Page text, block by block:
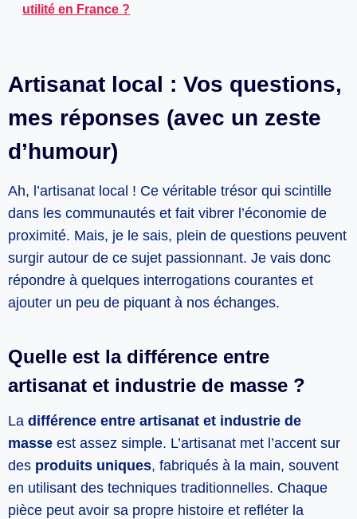
utilité en France ?
Artisanat local : Vos questions,
mes réponses (avec un zeste
d’humour)
Ah, l’artisanat local ! Ce véritable trésor qui scintille
dans les communautés et fait vibrer l’économie de
proximité. Mais, je le sais, plein de questions peuvent
surgir autour de ce sujet passionnant. Je vais donc
répondre à quelques interrogations courantes et
ajouter un peu de piquant à nos échanges.
Quelle est la différence entre
artisanat et industrie de masse ?
Ladifférence entre artisanat et industrie de
masse est assez simple. L’artisanat met l’accent sur
des produits uniques, fabriqués à la main, souvent
en utilisant des techniques traditionnelles. Chaque
pièce peut avoir sa propre histoire et refléter la